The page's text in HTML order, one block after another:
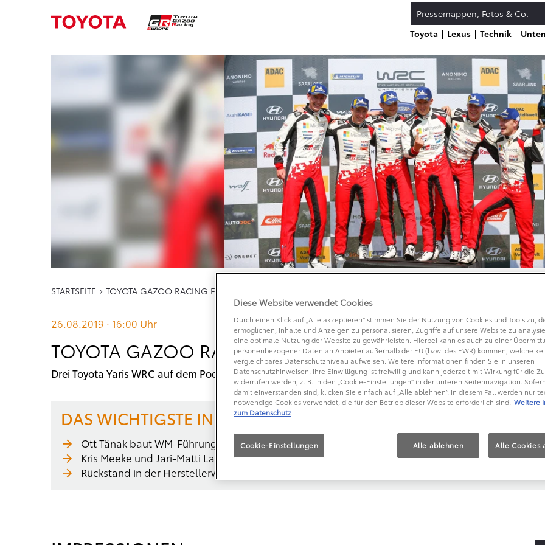
Pressemappen, Fotos & Co.
Toyota
Lexus Technik
STARTSEITE TOYOTA GAZOO RACING FEIERT HISTORISCHEN DREIFACH-TRIUMPH
26.08.2019 · 16:00 Uhr
TOYOTA GAZOO RACING FEIERT HISTORISCHEN
Drei Toyota Yaris WRC auf dem Podium der Rallye Deutschland
DAS WICHTIGSTE IN KÜRZE
Ott Tänak baut WM-Führung mit nächstem Sieg aus
Kris Meeke und Jari-Matti Latvala auf den weiteren Plätzen
Rückstand in der Herstellerwertung dramatisch verkürzt
Diese Website verwendet Cookies
Durch einen Klick auf „Alle akzeptieren“ stimmen Sie der Nutzung von Cookies und Tools zu,
ermöglichen, Inhalte und Anzeigen zu personalisieren, Zugriffe auf unsere Website zu
eine optimale Nutzung der Website zu gewährleisten. Hierbei kann es auch zu einer
personenbezogener Daten an Anbieter außerhalb der EU (bzw. des EWR) kommen, welche
vergleichbares Datenschutzniveau aufweisen. Weitere Informationen finden Sie in unseren
Datenschutzhinweisen. Ihre Einwilligung ist freiwillig und kann jederzeit mit Wirkung für die
widerrufen werden, z. B. in den „Cookie-Einstellungen“ in der unteren Seitennavigation.
damit einverstanden sind, klicken Sie einfach auf „Alle ablehnen“. In diesem Fall werden nur
notwendige Cookies verwendet, die für den Betrieb dieser Website erforderlich sind. Weitere
zum Datenschutz
Alle ablehnen Alle Cookies
Cookie-Einstellungen